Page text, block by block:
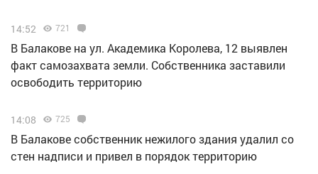
14:52 721
В Балакове на ул. Академика Королева, 12 выявлен
факт самозахвата земли. Собственника заставили
освободить территорию
14:08 725
В Балакове собственник нежилого здания удалил со
стен надписи и привел в порядок территорию